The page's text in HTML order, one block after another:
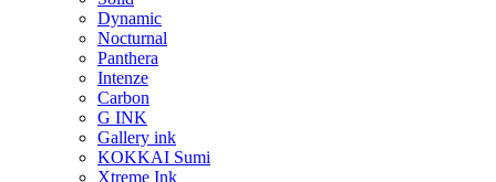
Dynamic
Nocturnal
Panthera
Intenze
Carbon
G INK
Gallery ink
KOKKAI Sumi
Xtreme Ink